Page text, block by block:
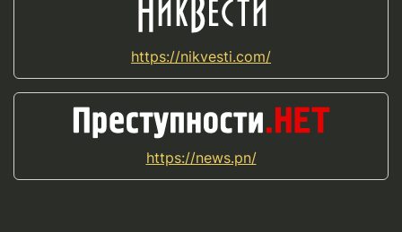
https://nikvesti.com/
https://news.pn/